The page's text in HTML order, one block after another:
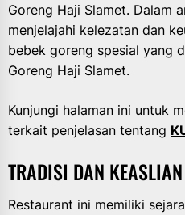
Goreng Haji Slamet. Dalam
menjelajahi kelezatan dan
bebek goreng spesial yang
Goreng Haji Slamet.
Kunjungi halaman ini untuk
terkait penjelasan tentang
TRADISI DAN KEASLIAN
Restaurant ini memiliki